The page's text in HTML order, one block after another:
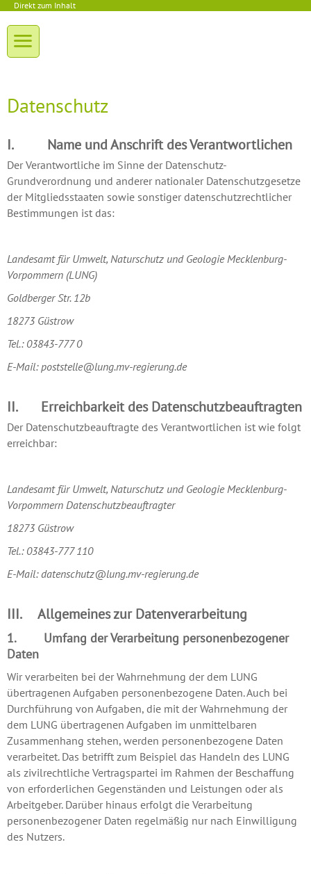
Direkt zum Inhalt
Datenschutz
I. Name und Anschrift des Verantwortlichen
Der Verantwortliche im Sinne der Datenschutz-
Grundverordnung und anderer nationaler Datenschutzgesetze
der Mitgliedsstaaten sowie sonstiger datenschutzrechtlicher
Bestimmungen ist das:
Landesamt für Umwelt, Naturschutz und Geologie Mecklenburg-
Vorpommern (LUNG)
Goldberger Str. 12b
18273 Güstrow
Tel.: 03843-777 0
E-Mail: poststelle@lung.mv-regierung.de
II. Erreichbarkeit des Datenschutzbeauftragten
Der Datenschutzbeauftragte des Verantwortlichen ist wie folgt
erreichbar:
Landesamt für Umwelt, Naturschutz und Geologie Mecklenburg-
Vorpommern Datenschutzbeauftragter
18273 Güstrow
Tel.: 03843-777 110
E-Mail: datenschutz@lung.mv-regierung.de
III. Allgemeines zur Datenverarbeitung
1. Umfang der Verarbeitung personenbezogener
Daten
Wir verarbeiten bei der Wahrnehmung der dem LUNG
übertragenen Aufgaben personenbezogene Daten. Auch bei
Durchführung von Aufgaben, die mit der Wahrnehmung der
dem LUNG übertragenen Aufgaben im unmittelbaren
Zusammenhang stehen, werden personenbezogene Daten
verarbeitet. Das betrifft zum Beispiel das Handeln des LUNG
als zivilrechtliche Vertragspartei im Rahmen der Beschaffung
von erforderlichen Gegenständen und Leistungen oder als
Arbeitgeber. Darüber hinaus erfolgt die Verarbeitung
personenbezogener Daten regelmäßig nur nach Einwilligung
des Nutzers.